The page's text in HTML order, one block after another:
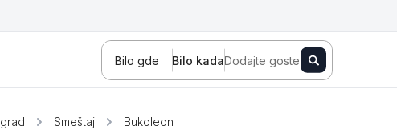
Bilo gde Bilo kadaDodajte goste
Smeštaj Bukoleon